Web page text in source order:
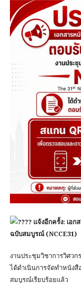
แจ้งอีกครั้ง: เอ
ฉบับสมบูรณ์ (NCCE31)
งานประชุมวิชาการวิศวก
ได้ดำเนินการจัดทำหนัง
สมบูรณ์เรียบร้อยแล้ว